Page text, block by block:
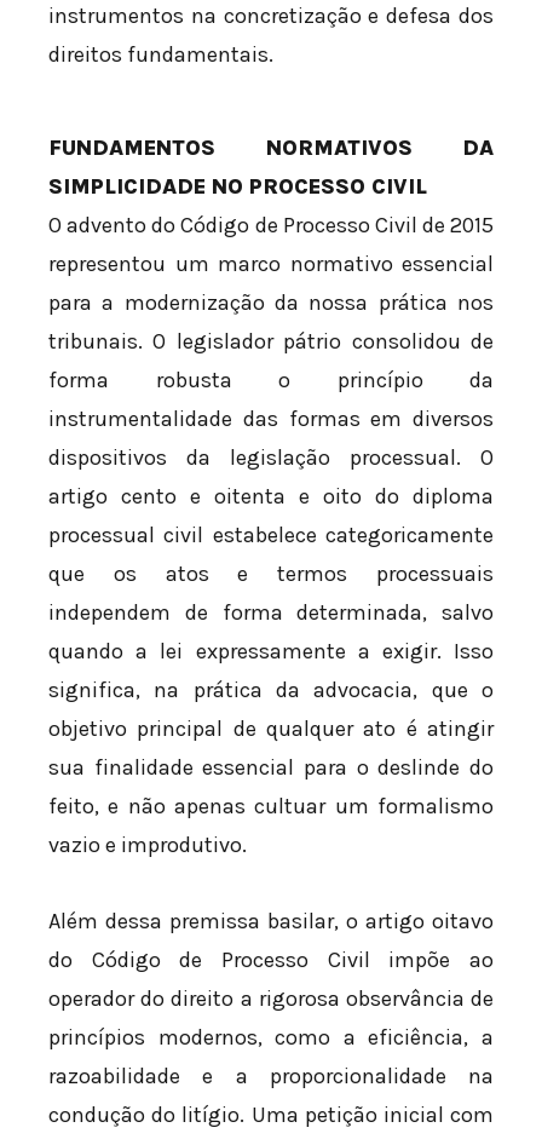
instrumentos na concretização e defesa dos
direitos fundamentais.
FUNDAMENTOS NORMATIVOS DA
SIMPLICIDADE NO PROCESSO CIVIL
O advento do Código de Processo Civil de 2015
representou um marco normativo essencial
para a modernização da nossa prática nos
tribunais. O legislador pátrio consolidou de
forma robusta o princípio da
instrumentalidade das formas em diversos
dispositivos da legislação processual. O
artigo cento e oitenta e oito do diploma
processual civil estabelece categoricamente
que os atos e termos processuais
independem de forma determinada, salvo
quando a lei expressamente a exigir. Isso
significa, na prática da advocacia, que o
objetivo principal de qualquer ato é atingir
sua finalidade essencial para o deslinde do
feito, e não apenas cultuar um formalismo
vazio e improdutivo.
Além dessa premissa basilar, o artigo oitavo
do Código de Processo Civil impõe ao
operador do direito a rigorosa observância de
princípios modernos, como a eficiência, a
razoabilidade e a proporcionalidade na
condução do litígio. Uma petição inicial com